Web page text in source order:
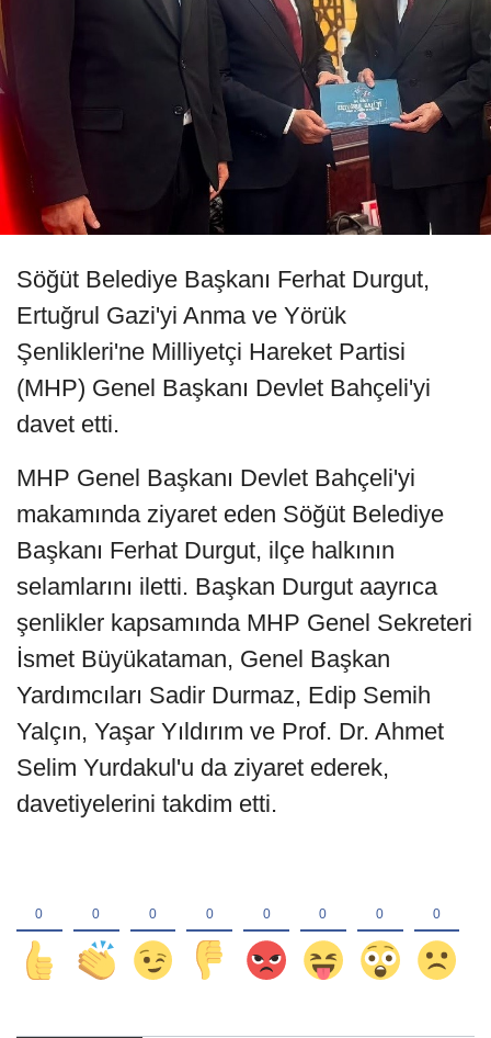
Söğüt Belediye Başkanı Ferhat Durgut,
Ertuğrul Gazi'yi Anma ve Yörük
Şenlikleri'ne Milliyetçi Hareket Partisi
(MHP) Genel Başkanı Devlet Bahçeli'yi
davet etti.
MHP Genel Başkanı Devlet Bahçeli'yi
makamında ziyaret eden Söğüt Belediye
Başkanı Ferhat Durgut, ilçe halkının
selamlarını iletti. Başkan Durgut aayrıca
şenlikler kapsamında MHP Genel Sekreteri
İsmet Büyükataman, Genel Başkan
Yardımcıları Sadir Durmaz, Edip Semih
Yalçın, Yaşar Yıldırım ve Prof. Dr. Ahmet
Selim Yurdakul'u da ziyaret ederek,
davetiyelerini takdim etti.